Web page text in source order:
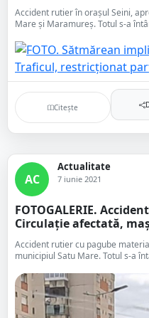
Accident rutier în orașul Seini,
Mare și Maramureș. Totul s-a
Citește
AC
Actualitate
7 iunie 2021
FOTOGALERIE.
Circulație afectată,
Accident rutier cu pagube
municipiul Satu Mare. Totul s-a